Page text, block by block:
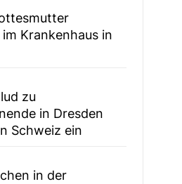
Krankenhaus in
zu
in Dresden
Schweiz ein
in der